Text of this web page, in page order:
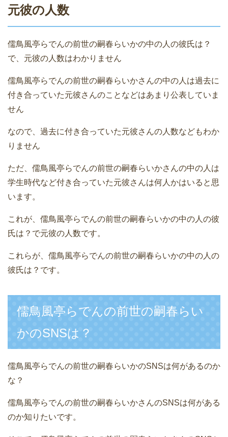
元彼の人数
儒鳥風亭らでんの前世の嗣春らいかの中の人の彼氏は？
で、元彼の人数はわかりません
儒鳥風亭らでんの前世の嗣春らいかさんの中の人は過去に
付き合っていた元彼さんのことなどはあまり公表していま
せん
なので、過去に付き合っていた元彼さんの人数などもわか
りません
ただ、儒鳥風亭らでんの前世の嗣春らいかさんの中の人は
学生時代など付き合っていた元彼さんは何人かはいると思
います。
これが、儒鳥風亭らでんの前世の嗣春らいかの中の人の彼
氏は？で元彼の人数です。
これらが、儒鳥風亭らでんの前世の嗣春らいかの中の人の
彼氏は？です。
儒鳥風亭らでんの前世の嗣春らい
かのSNSは？
儒鳥風亭らでんの前世の嗣春らいかのSNSは何があるのか
な？
儒鳥風亭らでんの前世の嗣春らいかさんのSNSは何がある
のか知りたいです。